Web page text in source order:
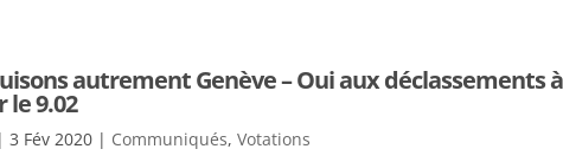
autrement Genève – Oui aux déclassements
le 9.02
| 3 Fév 2020| Communiqués, Votations